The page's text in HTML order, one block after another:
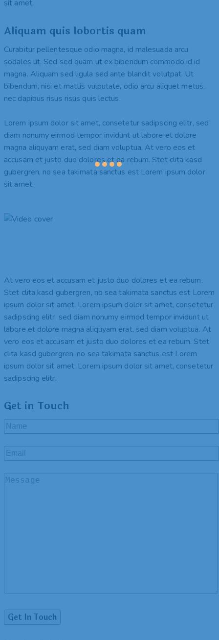
sit amet.
Aliquam quis lobortis quam
Curabitur pellentesque odio magna, id malesuada arcu
sodales ut. Sed sed quam ut ex bibendum commodo id id
magna. Aliquam sed ligula sed ante blandit volutpat. Ut
bibendum, nisi et mattis vulputate, odio arcu aliquet metus,
nec dapibus risus risus quis lectus.
Lorem ipsum dolor sit amet, consetetur sadipscing elitr, sed
diam nonumy eirmod tempor invidunt ut labore et dolore
magna aliquyam erat, sed diam voluptua. At vero eos et
accusam et justo duo dolores et ea rebum. Stet clita kasd
gubergren, no sea takimata sanctus est Lorem ipsum dolor
sit amet.
At vero eos et accusam et justo duo dolores et ea rebum.
Stet clita kasd gubergren, no sea takimata sanctus est Lorem
ipsum dolor sit amet. Lorem ipsum dolor sit amet, consetetur
sadipscing elitr, sed diam nonumy eirmod tempor invidunt ut
labore et dolore magna aliquyam erat, sed diam voluptua. At
vero eos et accusam et justo duo dolores et ea rebum. Stet
clita kasd gubergren, no sea takimata sanctus est Lorem
ipsum dolor sit amet. Lorem ipsum dolor sit amet, consetetur
sadipscing elitr.
Get in Touch